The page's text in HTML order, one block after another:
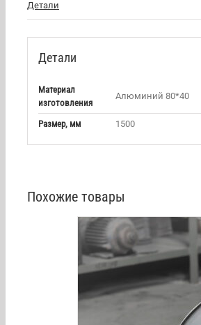
Детали
Детали
Материал
изготовления
Алюминий 80*40
Размер, мм 1500
Похожие товары